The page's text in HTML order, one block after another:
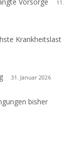
11.
Krankheitslast
31. Januar 2026
bisher